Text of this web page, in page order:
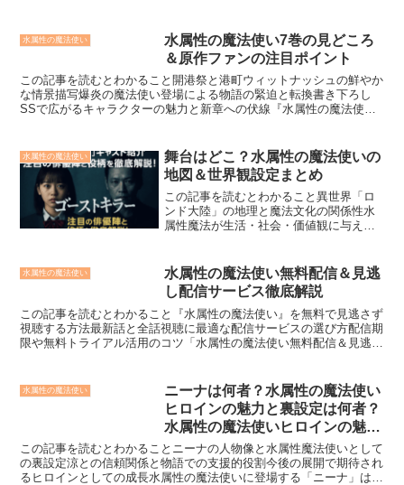
アイドルプリキュア♪の会える場所」をご
覧になるあなたは、プリ...
水属性の魔法使い
水属性の魔法使い7巻の見どころ
＆原作ファンの注目ポイント
この記事を読むとわかること開港祭と港町ウィットナッシュの鮮やか
な情景描写爆炎の魔法使い登場による物語の緊迫と転換書き下ろし
SSで広がるキャラクターの魅力と新章への伏線『水属性の魔法使い
水属性の魔法使い
舞台はどこ？水属性の魔法使いの
地図＆世界観設定まとめ
この記事を読むとわかること異世界「ロ
ンド大陸」の地理と魔法文化の関係性水
属性魔法が生活・社会・価値観に与える
ある異世界「ファイ」。なぜその地は魔
法の源となるのか、どんな...
水属性の魔法使い
水属性の魔法使い無料配信＆見逃
し配信サービス徹底解説
この記事を読むとわかること『水属性の魔法使い』を無料で見逃さず
視聴する方法最新話と全話視聴に最適な配信サービスの選び方配信期
限や無料トライアル活用のコツ「水属性の魔法使い無料配信＆見逃し
水属性の魔法使い
ニーナは何者？水属性の魔法使い
ヒロインの魅力と裏設定は何者？
水属性の魔法使いヒロインの魅力
と裏設定
この記事を読むとわかることニーナの人物像と水属性魔法使いとして
の裏設定涼との信頼関係と物語での支援的役割今後の展開で期待され
るヒロインとしての成長水属性の魔法使いに登場する「ニーナ」は、